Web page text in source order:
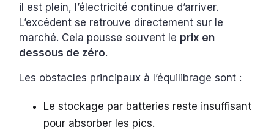
il est plein, l’électricité continue d’arriver.
L’excédent se retrouve directement sur le
marché. Cela pousse souvent le prix en
dessous de zéro.
Les obstacles principaux à l’équilibrage sont :
Le stockage par batteries reste insuffisant
pour absorber les pics.